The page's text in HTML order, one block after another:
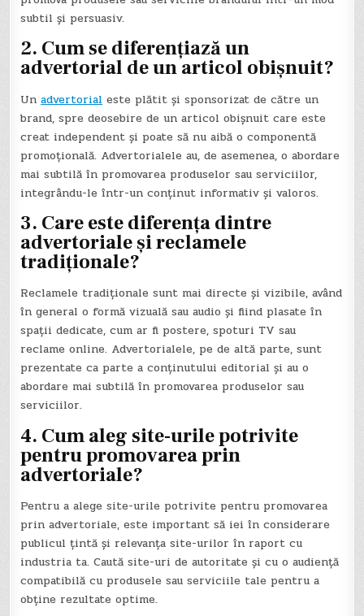
subtil și persuasiv.
2. Cum se diferențiază un
advertorial de un articol obișnuit?
Unadvertorial este plătit și sponsorizat de către un
brand, spre deosebire de un articol obișnuit care este
creat independent și poate să nu aibă o componentă
promoțională. Advertorialele au, de asemenea, o abordare
mai subtilă în promovarea produselor sau serviciilor,
integrându-le într-un conținut informativ și valoros.
3. Care este diferența dintre
advertoriale și reclamele
tradiționale?
Reclamele tradiționale sunt mai directe și vizibile, având
în general o formă vizuală sau audio și fiind plasate în
spații dedicate, cum ar fi postere, spoturi TV sau
reclame online. Advertorialele, pe de altă parte, sunt
prezentate ca parte a conținutului editorial și au o
abordare mai subtilă în promovarea produselor sau
serviciilor.
4. Cum aleg site-urile potrivite
pentru promovarea prin
advertoriale?
Pentru a alege site-urile potrivite pentru promovarea
prin advertoriale, este important să iei în considerare
publicul țintă și relevanța site-urilor în raport cu
industria ta. Caută site-uri de autoritate și cu o audiență
compatibilă cu produsele sau serviciile tale pentru a
obține rezultate optime.